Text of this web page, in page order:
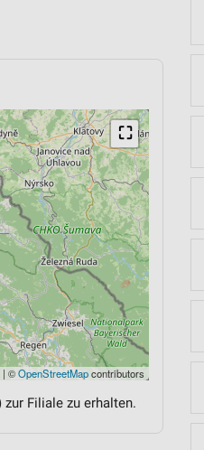
⛶
| ©OpenStreetMapcontributors
Filiale zu erhalten.